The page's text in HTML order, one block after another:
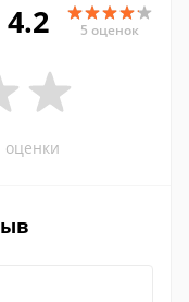
4.2 5 оценок
оценки